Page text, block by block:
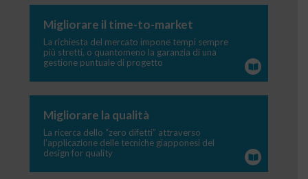
Migliorare il time-to-market
La richiesta del mercato impone tempi sempre
più stretti, o quantomeno la garanzia di una
gestione puntuale di progetto
Migliorare la qualità
La ricerca dello “zero difetti” attraverso
l’applicazione delle tecniche giapponesi del
design for quality